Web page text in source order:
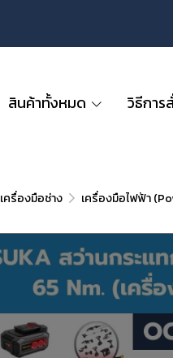
สินค้าทั้งหมด วิธีการ
เครื่องมือช่าง เครื่องมือไฟฟ้า